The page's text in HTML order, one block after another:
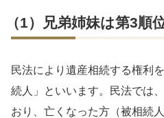
（1）兄弟姉妹は第3順
民法により遺産相続する権利
続人」といいます。民法では
おり、亡くなった方（被相続